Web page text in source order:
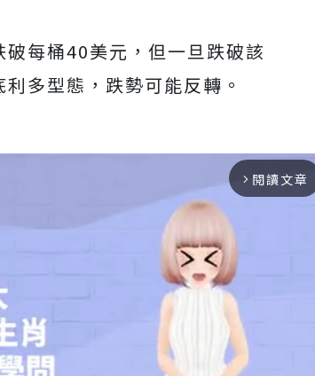
每桶40美元，但一旦跌破該
多型態，跌勢可能反轉。
arrow_forward_ios 閱讀文章